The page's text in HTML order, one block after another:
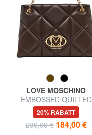
LOVE MOSCHINO
EMBOSSED QUILTED
Schultertasche mit zwei
Henkeln
20% RABATT
230,00 € 184,00 €